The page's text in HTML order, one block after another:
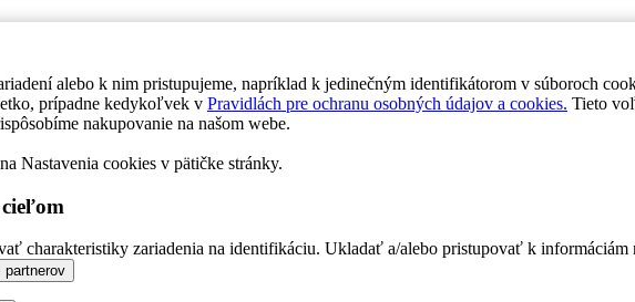
alebo k nim pristupujeme, napríklad k jedinečným identifikátorom v súboroch
prípadne kedykoľvek v Pravidlách pre ochranu osobných údajov a cookies. Tieto
nakupovanie na našom webe.
Nastavenia cookies v pätičke stránky.
charakteristiky zariadenia na identifikáciu. Ukladať a/alebo pristupovať k informáciám
partnerov